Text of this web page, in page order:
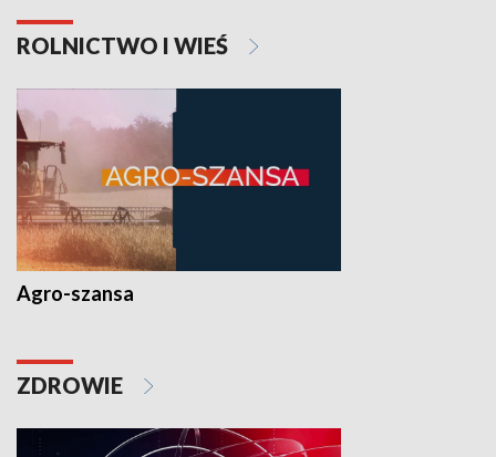
ROLNICTWO I WIEŚ
Agro-szansa
ZDROWIE